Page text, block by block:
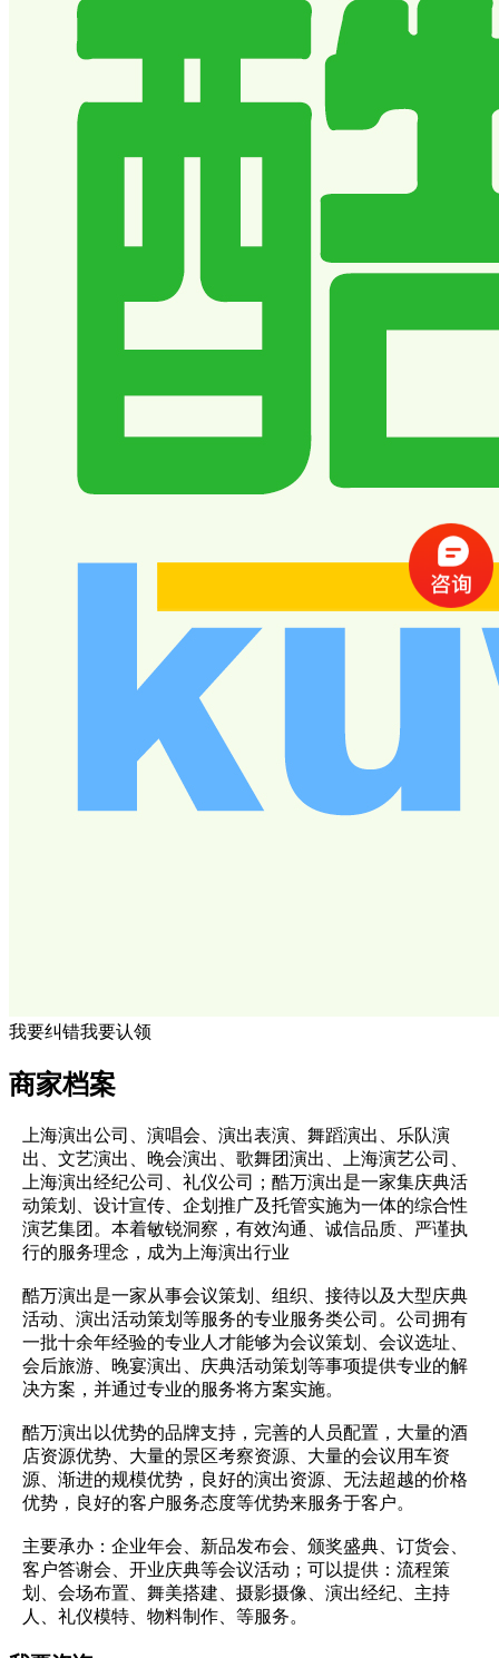
我要纠错我要认领
商家档案
上海演出公司、演唱会、演出表演、舞蹈演出、乐队演
出、文艺演出、晚会演出、歌舞团演出、上海演艺公司、
上海演出经纪公司、礼仪公司；酷万演出是一家集庆典活
动策划、设计宣传、企划推广及托管实施为一体的综合性
演艺集团。本着敏锐洞察，有效沟通、诚信品质、严谨执
行的服务理念，成为上海演出行业
酷万演出是一家从事会议策划、组织、接待以及大型庆典
活动、演出活动策划等服务的专业服务类公司。公司拥有
一批十余年经验的专业人才能够为会议策划、会议选址、
会后旅游、晚宴演出、庆典活动策划等事项提供专业的解
决方案，并通过专业的服务将方案实施。
酷万演出以优势的品牌支持，完善的人员配置，大量的酒
店资源优势、大量的景区考察资源、大量的会议用车资
源、渐进的规模优势，良好的演出资源、无法超越的价格
优势，良好的客户服务态度等优势来服务于客户。
主要承办：企业年会、新品发布会、颁奖盛典、订货会、
客户答谢会、开业庆典等会议活动；可以提供：流程策
划、会场布置、舞美搭建、摄影摄像、演出经纪、主持
人、礼仪模特、物料制作、等服务。